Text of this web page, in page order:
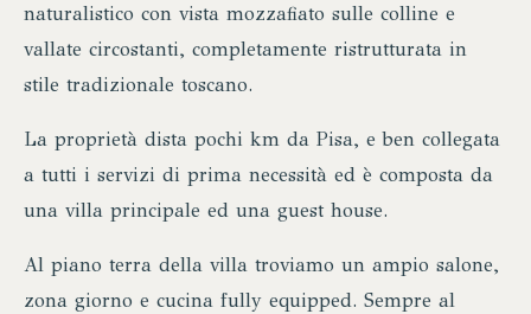
naturalistico con vista mozzafiato sulle colline e
vallate circostanti, completamente ristrutturata in
stile tradizionale toscano.
La proprietà dista pochi km da Pisa, e ben collegata
a tutti i servizi di prima necessità ed è composta da
una villa principale ed una guest house.
Al piano terra della villa troviamo un ampio salone,
zona giorno e cucina fully equipped. Sempre al